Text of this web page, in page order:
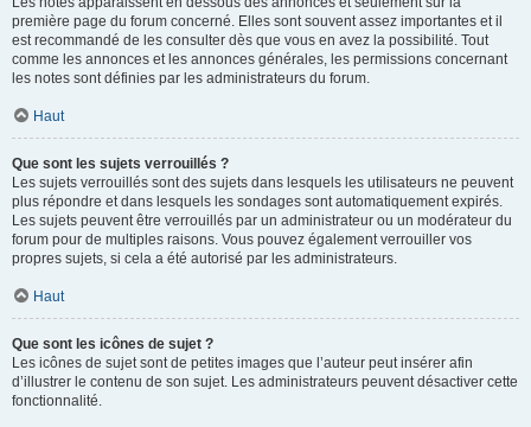
première page du forum concerné. Elles sont souvent assez importantes et il
est recommandé de les consulter dès que vous en avez la possibilité. Tout
comme les annonces et les annonces générales, les permissions concernant
les notes sont définies par les administrateurs du forum.
Haut
Que sont les sujets verrouillés ?
Les sujets verrouillés sont des sujets dans lesquels les utilisateurs ne peuvent
plus répondre et dans lesquels les sondages sont automatiquement expirés.
Les sujets peuvent être verrouillés par un administrateur ou un modérateur du
forum pour de multiples raisons. Vous pouvez également verrouiller vos
propres sujets, si cela a été autorisé par les administrateurs.
Haut
Que sont les icônes de sujet ?
Les icônes de sujet sont de petites images que l’auteur peut insérer afin
d’illustrer le contenu de son sujet. Les administrateurs peuvent désactiver cette
fonctionnalité.